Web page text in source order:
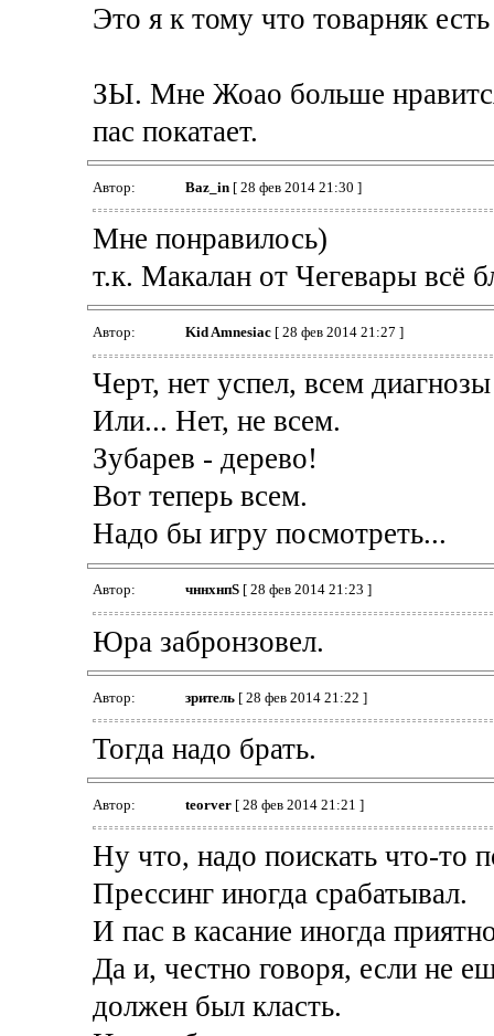
Это я к тому что товарняк
ЗЫ. Мне Жоао больше
пас покатает.
Автор: Baz_in[ 28 фев 2014 21:30 ]
Мне понравилось)
т.к. Макалан от Чегевары всё
Автор: Kid Amnesiac[ 28 фев 2014 21:27 ]
Черт, нет успел, всем
Или... Нет, не всем.
Зубарев - дерево!
Вот теперь всем.
Надо бы игру посмотреть...
Автор: чннхнпS[ 28 фев 2014 21:23 ]
Юра забронзовел.
Автор: зpитель[ 28 фев 2014 21:22 ]
Тогда надо брать.
Автор: teorver[ 28 фев 2014 21:21 ]
Ну что, надо поискать что-то
Прессинг иногда срабатывал.
И пас в касание иногда
Да и, честно говоря, если не
должен был класть.